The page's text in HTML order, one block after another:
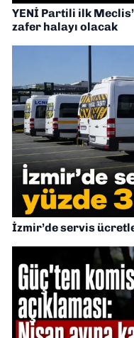
YENİ Partili ilk
zafer halayı olacak
İzmir’de servis